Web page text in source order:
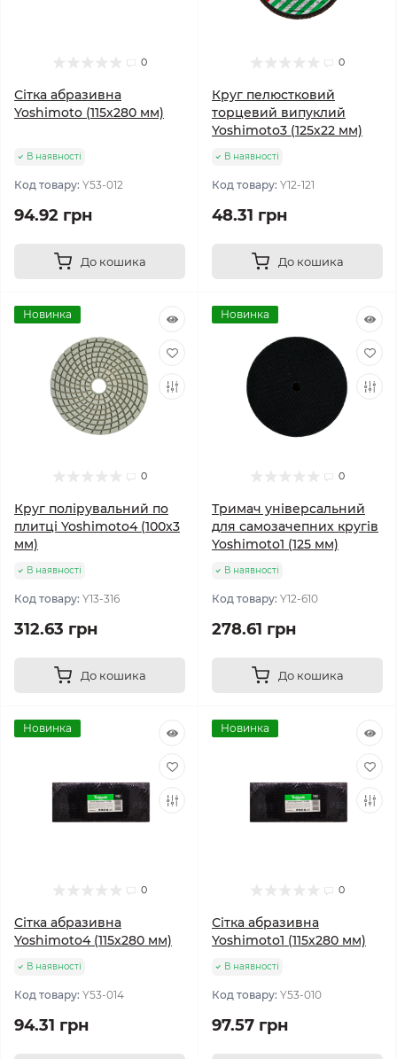
0
Сітка абразивна
Yoshimoto (115х280 мм)
В наявності
Код товару: Y53-012
94.92 грн
До кошика
0
Круг пелюстковий
торцевий випуклий
Yoshimoto3 (125х22 мм)
В наявності
Код товару: Y12-121
48.31 грн
До кошика
Новинка
0
Круг полірувальний по
плитці Yoshimoto4 (100х3
мм)
В наявності
Код товару: Y13-316
312.63 грн
До кошика
Новинка
0
Тримач універсальний
для самозачепних кругів
Yoshimoto1 (125 мм)
В наявності
Код товару: Y12-610
278.61 грн
До кошика
Новинка
0
Сітка абразивна
Yoshimoto4 (115х280 мм)
В наявності
Код товару: Y53-014
94.31 грн
Новинка
0
Сітка абразивна
Yoshimoto1 (115х280 мм)
В наявності
Код товару: Y53-010
97.57 грн